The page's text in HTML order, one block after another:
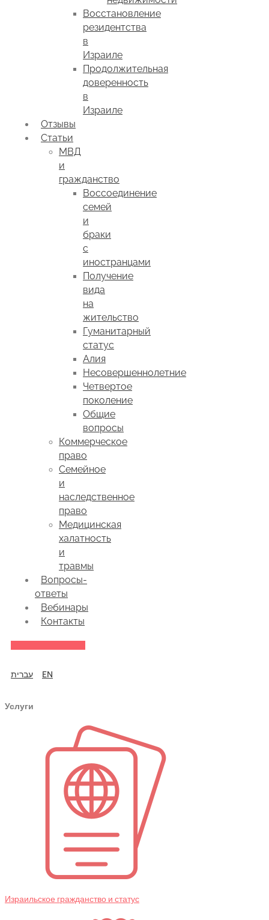
Восстановление
резидентства
в
Израиле
Продолжительная
доверенность
в
Израиле
Отзывы
Статьи
МВД
и
гражданство
Воссоединение
семей
и
браки
с
иностранцами
Получение
вида
на
жительство
Гуманитарный
статус
Алия
Несовершеннолетние
Четвертое
поколение
Общие
вопросы
Коммерческое
право
Семейное
и
наследственное
право
Медицинская
халатность
и
травмы
Вопросы-
ответы
Вебинары
Контакты
עברית EN
Услуги
Израильское гражданство и статус